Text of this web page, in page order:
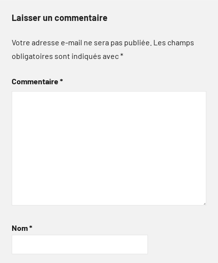
Laisser un commentaire
Votre adresse e-mail ne sera pas publiée. Les champs
obligatoires sont indiqués avec*
Commentaire*
Nom*